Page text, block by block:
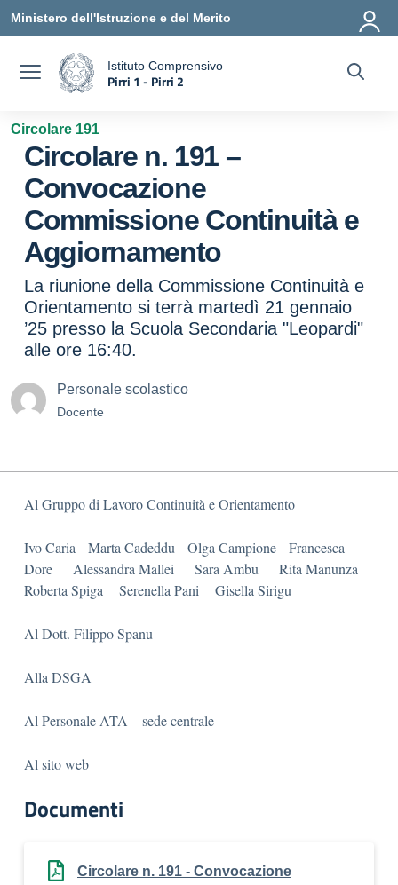
Vai ai contenuti
Vai al menu di navigazione
Vai al footer
Ministero dell'Istruzione e del Merito
Istituto Comprensivo
Pirri 1 - Pirri 2
Circolare 191
Circolare n. 191 –
Convocazione
Commissione Continuità e
Aggiornamento
La riunione della Commissione Continuità e
Orientamento si terrà martedì 21 gennaio
’25 presso la Scuola Secondaria "Leopardi"
alle ore 16:40.
Personale scolastico
Docente
Al Gruppo di Lavoro Continuità e Orientamento
Ivo Caria Marta Cadeddu Olga Campione Francesca
Dore Alessandra Mallei Sara Ambu Rita Manunza
Roberta Spiga Serenella Pani Gisella Sirigu
Al Dott. Filippo Spanu
Alla DSGA
Al Personale ATA – sede centrale
Al sito web
Documenti
Circolare n. 191 - Convocazione